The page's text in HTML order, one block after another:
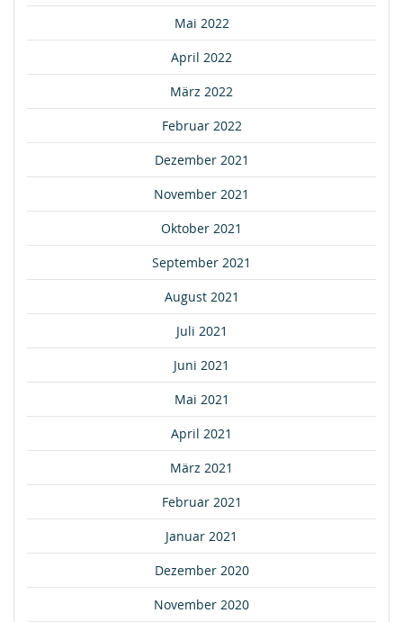
Mai 2022
April 2022
März 2022
Februar 2022
Dezember 2021
November 2021
Oktober 2021
September 2021
August 2021
Juli 2021
Juni 2021
Mai 2021
April 2021
März 2021
Februar 2021
Januar 2021
Dezember 2020
November 2020